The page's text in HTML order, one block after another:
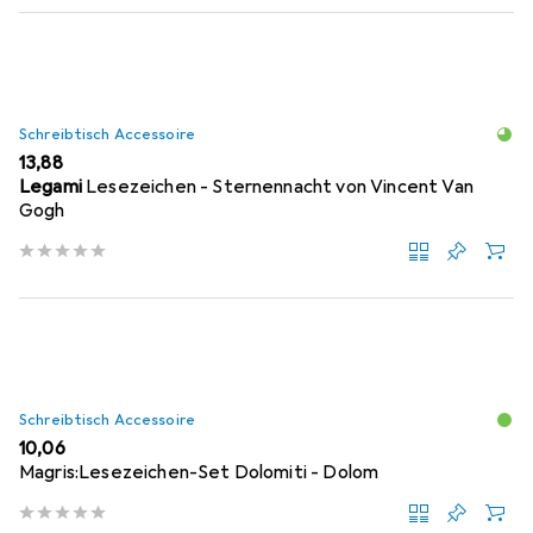
Schreibtisch Accessoire
EUR
13,88
Legami Lesezeichen - Sternennacht von Vincent Van
Gogh
Schreibtisch Accessoire
EUR
10,06
Magris:Lesezeichen-Set Dolomiti - Dolom